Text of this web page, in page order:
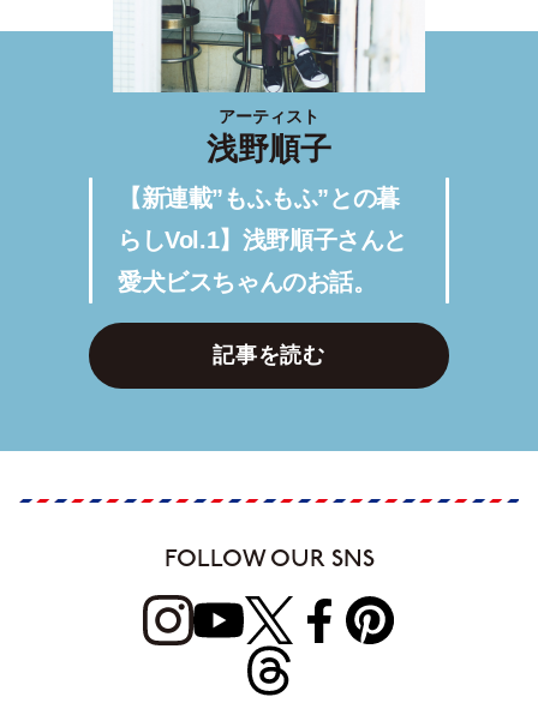
アーティスト
浅野順子
【新連載”もふもふ”との暮
らしVol.1】浅野順子さんと
愛犬ビスちゃんのお話。
記事を読む
FOLLOW OUR SNS